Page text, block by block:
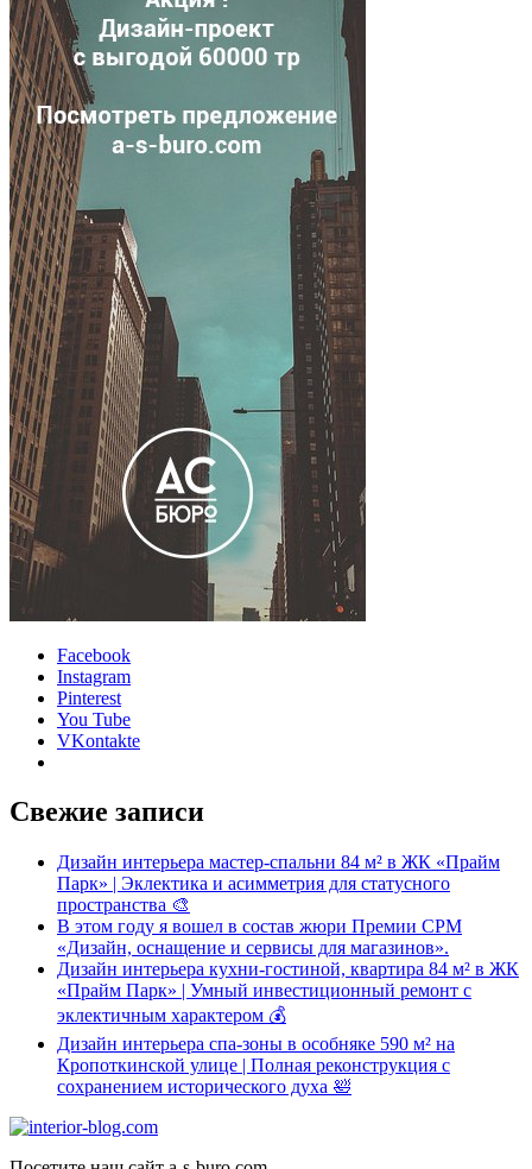
Facebook
Instagram
Pinterest
You Tube
VKontakte
Свежие записи
Дизайн интерьера мастер-спальни 84 м² в ЖК «Прайм
Парк» | Эклектика и асимметрия для статусного
пространства 🎨
В этом году я вошел в состав жюри Премии CPM
«Дизайн, оснащение и сервисы для магазинов».
Дизайн интерьера кухни-гостиной, квартира 84 м² в ЖК
«Прайм Парк» | Умный инвестиционный ремонт с
эклектичным характером 💰
Дизайн интерьера спа-зоны в особняке 590 м² на
Кропоткинской улице | Полная реконструкция с
сохранением исторического духа 🛀